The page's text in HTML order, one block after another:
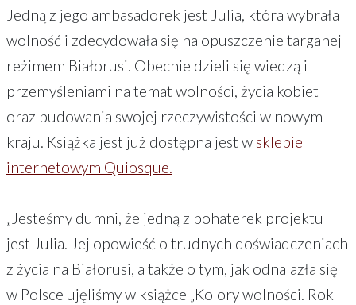
Jedną z jego ambasadorek jest Julia, która wybrała
wolność i zdecydowała się na opuszczenie targanej
reżimem Białorusi. Obecnie dzieli się wiedzą i
przemyśleniami na temat wolności, życia kobiet
oraz budowania swojej rzeczywistości w nowym
kraju. Książka jest już dostępna jest w sklepie
internetowym Quiosque.
„Jesteśmy dumni, że jedną z bohaterek projektu
jest Julia. Jej opowieść o trudnych doświadczeniach
z życia na Białorusi, a także o tym, jak odnalazła się
w Polsce ujęliśmy w książce „Kolory wolności. Rok